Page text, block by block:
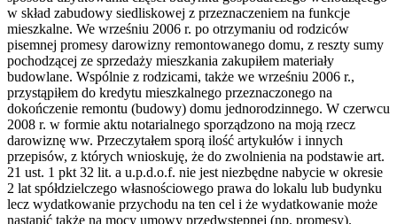
w skład zabudowy siedliskowej z przeznaczeniem na funkcje
mieszkalne. We wrześniu 2006 r. po otrzymaniu od rodziców
pisemnej promesy darowizny remontowanego domu, z reszty sumy
pochodzącej ze sprzedaży mieszkania zakupiłem materiały
budowlane. Wspólnie z rodzicami, także we wrześniu 2006 r.,
przystąpiłem do kredytu mieszkalnego przeznaczonego na
dokończenie remontu (budowy) domu jednorodzinnego. W czerwcu
2008 r. w formie aktu notarialnego sporządzono na moją rzecz
darowiznę ww. Przeczytałem sporą ilość artykułów i innych
przepisów, z których wnioskuję, że do zwolnienia na podstawie art.
21 ust. 1 pkt 32 lit. a u.p.d.o.f. nie jest niezbędne nabycie w okresie
2 lat spółdzielczego własnościowego prawa do lokalu lub budynku
lecz wydatkowanie przychodu na ten cel i że wydatkowanie może
nastąpić także na mocy umowy przedwstępnej (np. promesy).